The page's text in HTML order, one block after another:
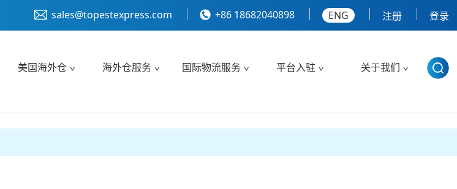
sales@topestexpress.com +86 18682040898 ENG 注册 登录
美国海外仓 海外仓服务 国际物流服务 平台入驻 关于我们